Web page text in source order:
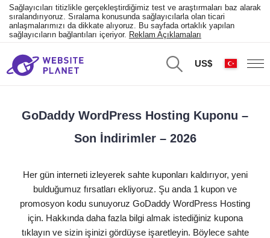
Sağlayıcıları titizlikle gerçekleştirdiğimiz test ve araştırmaları baz alarak
sıralandırıyoruz. Sıralama konusunda sağlayıcılarla olan ticari
anlaşmalarımızı da dikkate alıyoruz. Bu sayfada ortaklık yapılan
sağlayıcıların bağlantıları içeriyor. Reklam Açıklamaları
US$
GoDaddy WordPress Hosting Kuponu –
Son İndirimler – 2026
Her gün interneti izleyerek sahte kuponları kaldırıyor, yeni
bulduğumuz fırsatları ekliyoruz. Şu anda 1 kupon ve
promosyon kodu sunuyoruz GoDaddy WordPress Hosting
için. Hakkında daha fazla bilgi almak istediğiniz kupona
tıklayın ve sizin işinizi gördüyse işaretleyin. Böylece sahte